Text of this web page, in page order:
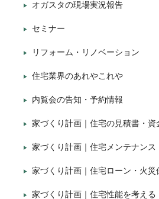
オガスタの現場実況報告
セミナー
リフォーム・リノベーション
住宅業界のあれやこれや
内覧会の告知・予約情報
家づくり計画｜住宅の見積書・資
家づくり計画｜住宅メンテナンス
家づくり計画｜住宅ローン・火災
家づくり計画｜住宅性能を考える